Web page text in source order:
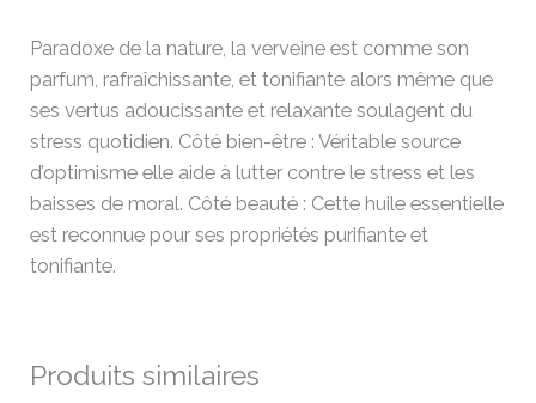
Paradoxe de la nature, la verveine est comme son
parfum, rafraîchissante, et tonifiante alors même que
ses vertus adoucissante et relaxante soulagent du
stress quotidien. Côté bien-être : Véritable source
d’optimisme elle aide à lutter contre le stress et les
baisses de moral. Côté beauté : Cette huile essentielle
est reconnue pour ses propriétés purifiante et
tonifiante.
Produits similaires